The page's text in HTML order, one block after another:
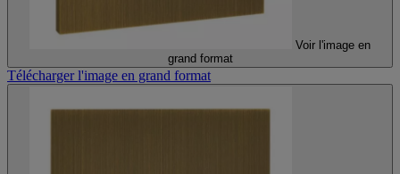
Voir l'image en
grand format
Télécharger l'image en grand format